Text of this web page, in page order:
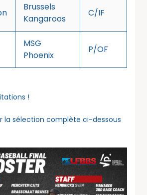
Brussels
Kangaroos
C/IF
MSG
Phoenix
P/OF
!
la sélection complète ci-dessous